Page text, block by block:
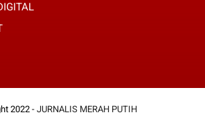
2022 -JURNALIS MERAH PUTIH